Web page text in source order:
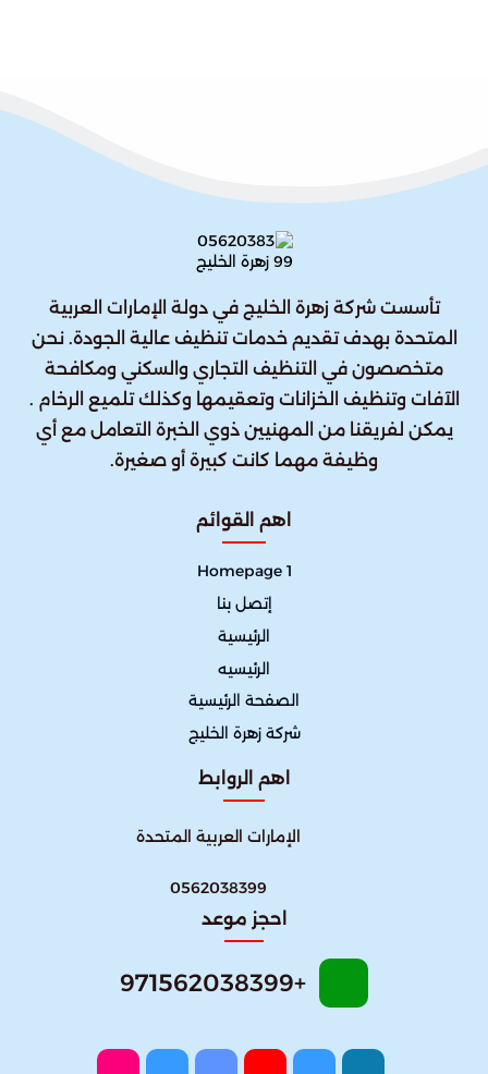
تأسست شركة زهرة الخليج في دولة الإمارات العربية
المتحدة بهدف تقديم خدمات تنظيف عالية الجودة. نحن
متخصصون في التنظيف التجاري والسكني ومكافحة
الآفات وتنظيف الخزانات وتعقيمها وكذلك تلميع الرخام .
يمكن لفريقنا من المهنيين ذوي الخبرة التعامل مع أي
وظيفة مهما كانت كبيرة أو صغيرة.
اهم القوائم
Homepage 1
إتصل بنا
الرئيسية
الرئيسيه
الصفحة الرئيسية
شركة زهرة الخليج
اهم الروابط
الإمارات العربية المتحدة
0562038399
احجز موعد
+971562038399